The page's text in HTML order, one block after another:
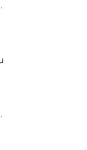
- Слушалки
касетка